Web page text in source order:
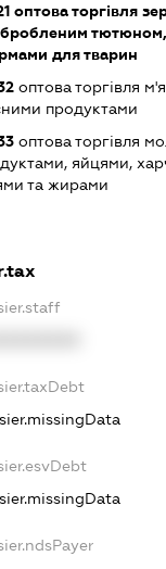
оптова торгівля
тютюном,
для тварин
оптова торгівля
продуктами
оптова торгівля
яйцями,
та жирами